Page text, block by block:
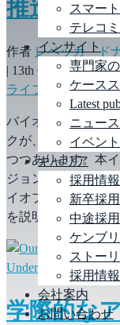
スマー
テレコ
インサイト
専門家
ケース
Latest
ニュー
イベント
キャリア
採用情報
新卒採用
中途採用
ケンブ
ストー
採用情
会社案内
お問い合わせ
推進する
作者 レベッカ ド
| 13th October 2023|
ライフサイエンス,
バイオテクノロジ
クが、エキサイテ
つつあります。本
ジョンを提示し、
イオプロセスがビ
を説明します。
学際的な